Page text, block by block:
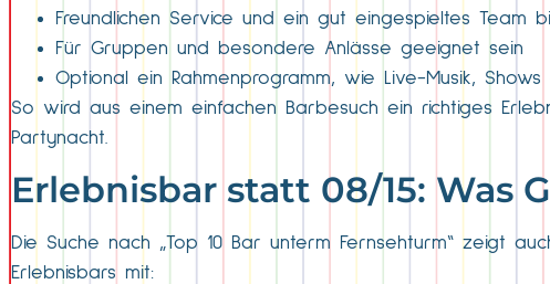
Freundlichen Service und ein gut eingespieltes Team
Für Gruppen und besondere Anlässe geeignet sein
Optional ein Rahmenprogramm, wie Live-Musik,
So wird aus einem einfachen Barbesuch ein richtiges
Partynacht.
Erlebnisbar statt 08/15: Was
Die Suche nach „Top 10 Bar unterm Fernsehturm“ zeigt
Erlebnisbars mit: